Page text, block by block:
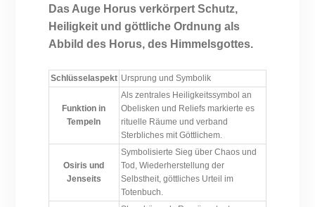
Das Auge Horus verkörpert Schutz,
Heiligkeit und göttliche Ordnung als
Abbild des Horus, des Himmelsgottes.
Schlüsselaspekt Ursprung und Symbolik
Funktion in
Tempeln
Als zentrales Heiligkeitssymbol an
Obelisken und Reliefs markierte es
rituelle Räume und verband
Sterbliches mit Göttlichem.
Osiris und
Jenseits
Symbolisierte Sieg über Chaos und
Tod, Wiederherstellung der
Selbstheit, göttliches Urteil im
Totenbuch.